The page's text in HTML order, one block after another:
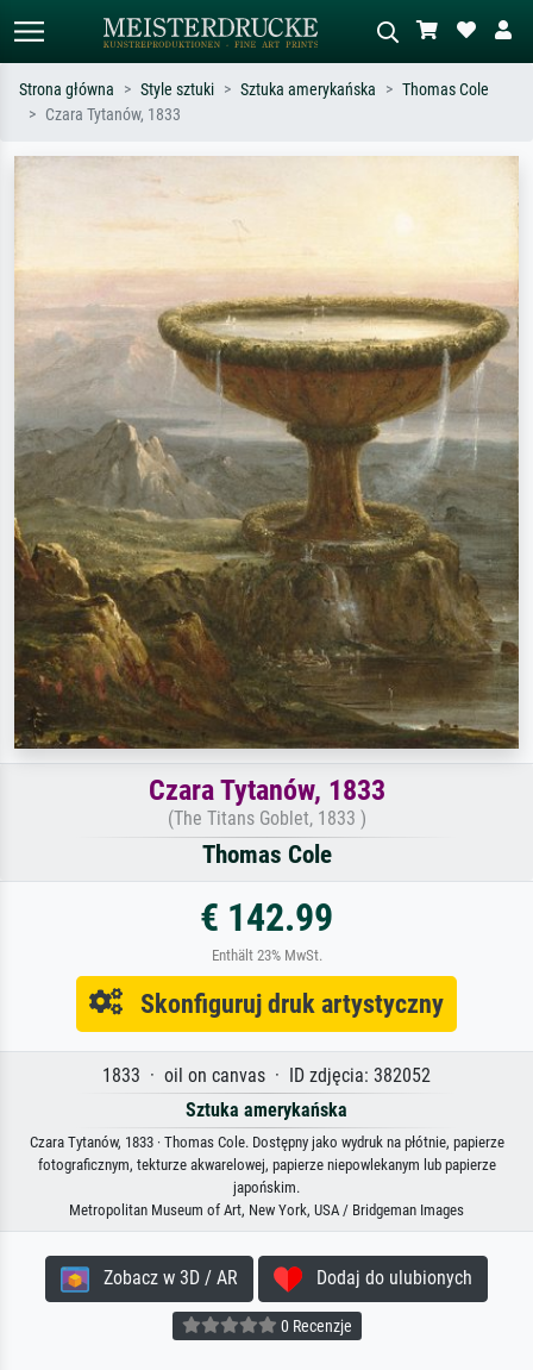
Szukaj wg artysty, tytułu lub stylu – np.
Monet, Gwiaździsta noc,
impresjonizm, fala Hokusaia, akt.
Strona główna Style sztuki Sztuka amerykańska
Thomas Cole
Czara Tytanów, 1833
Czara Tytanów, 1833
(The Titans Goblet, 1833 )
Thomas Cole
€ 142.99
Enthält 23% MwSt.
Skonfiguruj druk artystyczny
1833 · oil on canvas · ID zdjęcia: 382052
Sztuka amerykańska
Czara Tytanów, 1833 · Thomas Cole. Dostępny jako wydruk na płótnie, papierze
fotograficznym, tekturze akwarelowej, papierze niepowlekanym lub papierze
japońskim.
Metropolitan Museum of Art, New York, USA / Bridgeman Images
Zobacz w 3D / AR Dodaj do ulubionych
0 Recenzje